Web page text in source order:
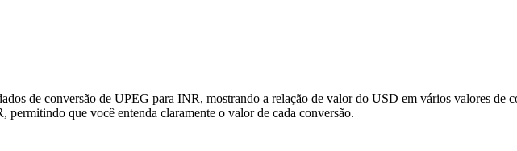
de conversão de UPEG para INR, mostrando a relação de valor do USD em vários valores de
que você entenda claramente o valor de cada conversão.